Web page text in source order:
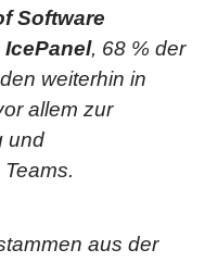
Software
, 68 % der
weiterhin in
allem zur
und
aus der